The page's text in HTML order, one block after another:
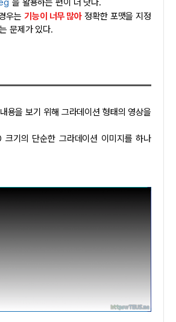
을 활용하는 편이 더 낫다.
우는 기능이 너무 많아 정확한 포맷을 지정
문제가 있다.